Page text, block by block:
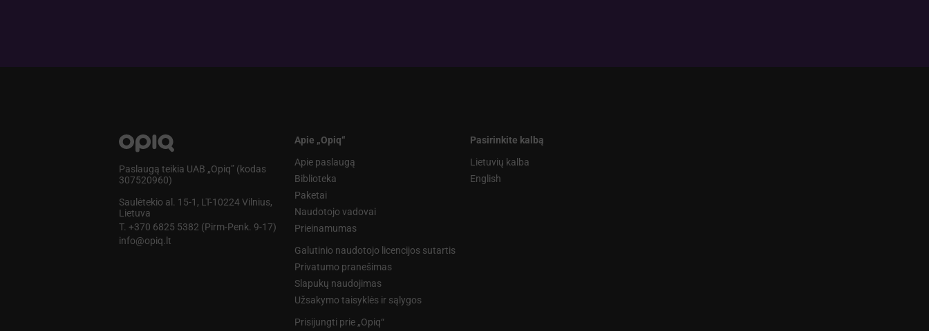
Paslaugą teikia UAB „Opiq” (kodas
307520960)
Saulėtekio al. 15-1, LT-10224 Vilnius,
Lietuva
T. +370 6825 5382 (Pirm-Penk. 9-17)
info@opiq.lt
Apie „Opiq“
Apie paslaugą
Biblioteka
Paketai
Naudotojo vadovai
Prieinamumas
Galutinio naudotojo licencijos sutartis
Privatumo pranešimas
Slapukų naudojimas
Užsakymo taisyklės ir sąlygos
Prisijungti prie „Opiq“
Pasirinkite kalbą
Lietuvių kalba
English